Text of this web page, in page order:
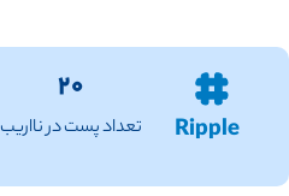
Ripple
۲۰
تعداد پست در نااریب